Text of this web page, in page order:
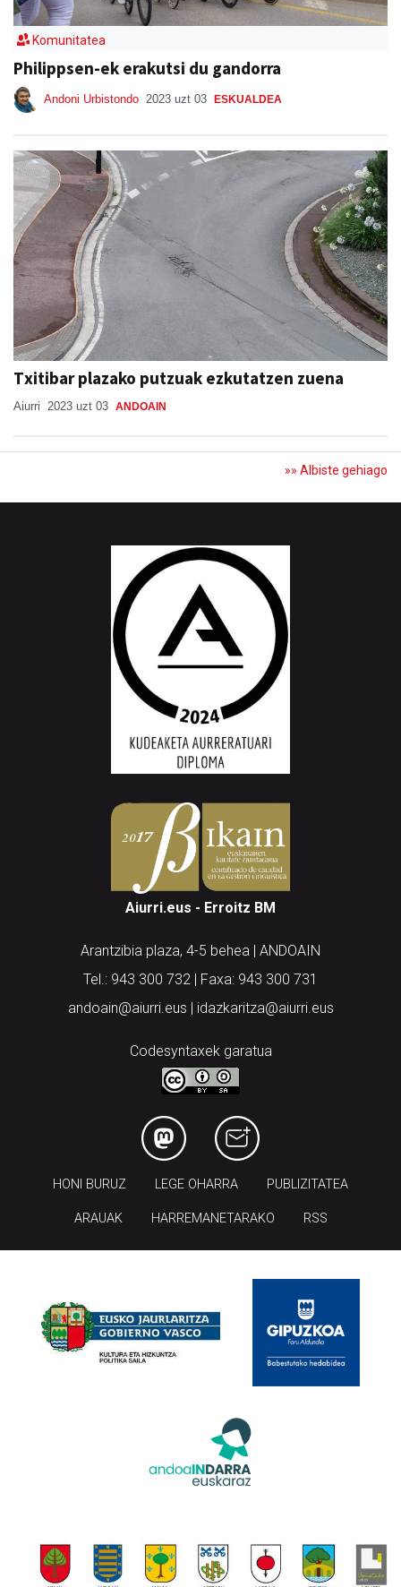
Komunitatea
Philippsen-ek erakutsi du gandorra
Andoni Urbistondo 2023 uzt 03 ESKUALDEA
Txitibar plazako putzuak ezkutatzen zuena
Aiurri 2023 uzt 03 ANDOAIN
»» Albiste gehiago
Aiurri.eus - Erroitz BM
Arantzibia plaza, 4-5 behea | ANDOAIN
Tel.: 943 300 732 | Faxa: 943 300 731
andoain@aiurri.eus | idazkaritza@aiurri.eus
Codesyntaxek garatua
HONI BURUZ LEGE OHARRA PUBLIZITATEA
ARAUAK HARREMANETARAKO RSS